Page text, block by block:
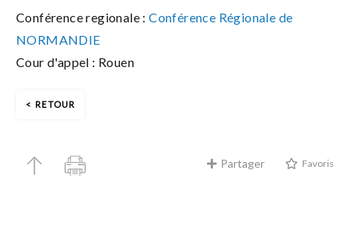
Conférence regionale : Conférence Régionale de
NORMANDIE
Cour d'appel : Rouen
RETOUR
Partager Favoris